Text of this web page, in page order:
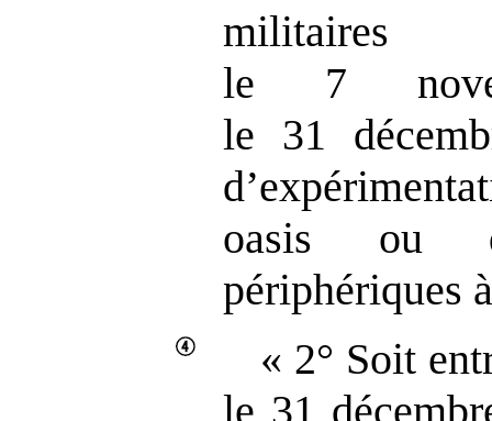
le 7
le 31
oasis ou
périphériques
« 2° Soit
le 31